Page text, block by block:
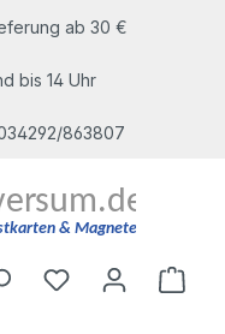
ab 30 €
bis 14 Uhr
863807
Du hast 0